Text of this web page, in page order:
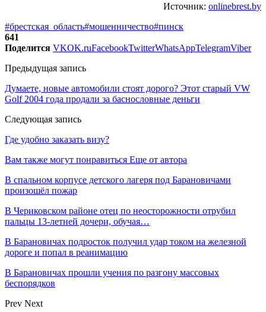
Источник: onlinebrest.by
#брестская_область#мошенничество#пинск
641
Поделится VKOK.ruFacebookTwitterWhatsAppTelegramViber
Предыдущая запись
Думаете, новые автомобили стоят дорого? Этот старый VW
Golf 2004 года продали за баснословные деньги
Следующая запись
Где удобно заказать визу?
Вам также могут понравиться Еще от автора
В спальном корпусе детского лагеря под Барановичами
произошёл пожар
В Чериковском районе отец по неосторожности отрубил
пальцы 13-летней дочери, обучая…
В Барановичах подросток получил удар током на железной
дороге и попал в реанимацию
В Барановичах прошли учения по разгону массовых
беспорядков
Prev Next